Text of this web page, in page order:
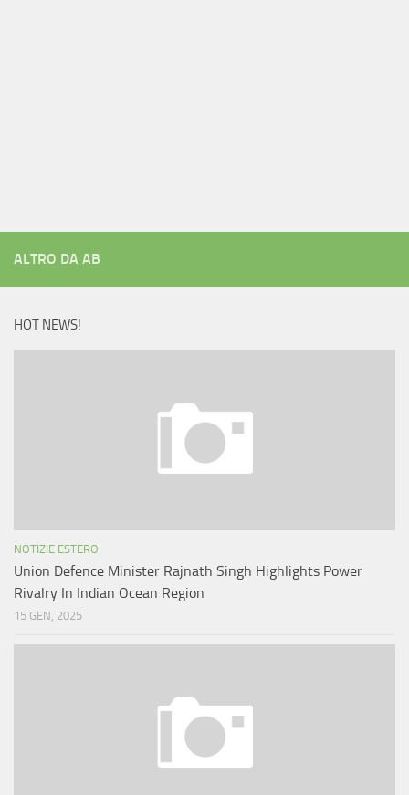
ALTRO DA AB
HOT NEWS!
NOTIZIE ESTERO
Union Defence Minister Rajnath Singh Highlights Power
Rivalry In Indian Ocean Region
15 GEN, 2025